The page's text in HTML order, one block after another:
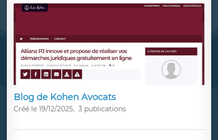
Blog de Kohen Avocats
Créé le 19/12/2025, 3 publications